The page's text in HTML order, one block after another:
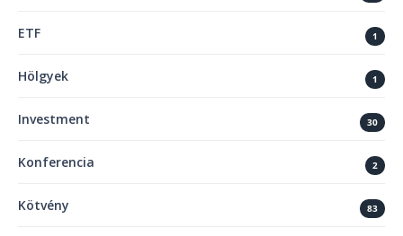
ETF 1
Hölgyek 1
Investment 30
Konferencia 2
Kötvény 83